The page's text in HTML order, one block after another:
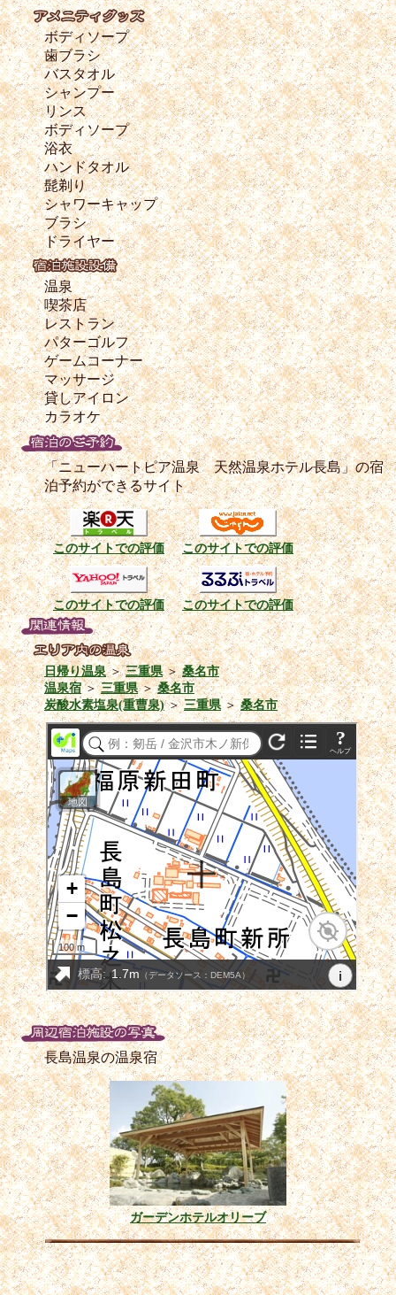
ボディソープ
歯ブラシ
バスタオル
シャンプー
リンス
ボディソープ
浴衣
ハンドタオル
髭剃り
シャワーキャップ
ブラシ
ドライヤー
温泉
喫茶店
レストラン
パターゴルフ
ゲームコーナー
マッサージ
貸しアイロン
カラオケ
「ニューハートピア温泉 天然温泉ホテル長島」の宿
泊予約ができるサイト
このサイトでの評価 このサイトでの評価
このサイトでの評価 このサイトでの評価
日帰り温泉＞三重県＞桑名市
温泉宿＞三重県＞桑名市
炭酸水素塩泉(重曹泉)＞三重県＞桑名市
長島温泉の温泉宿
ガーデンホテルオリーブ